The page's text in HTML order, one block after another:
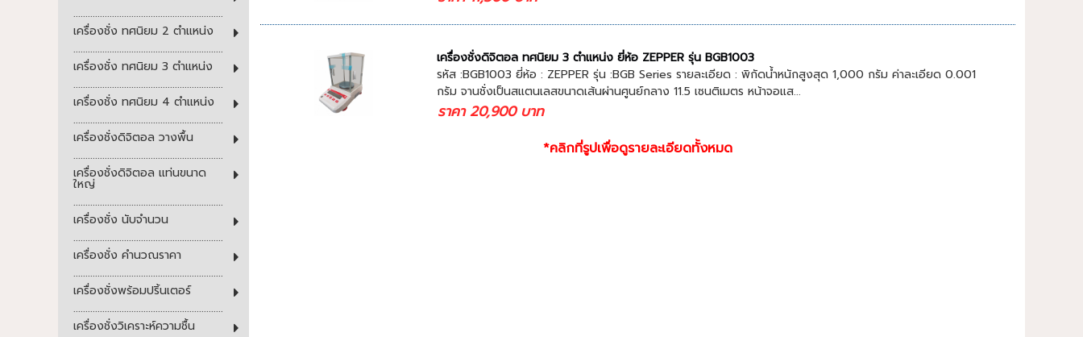
..............................................................
เครื่องชั่ง ทศนิยม 2 ตำแหน่ง
..............................................................
เครื่องชั่ง ทศนิยม 3 ตำแหน่ง
..............................................................
เครื่องชั่ง ทศนิยม 4 ตำแหน่ง
..............................................................
เครื่องชั่งดิจิตอล วางพื้น
..............................................................
เครื่องชั่งดิจิตอล แท่นขนาด
ใหญ่
..............................................................
เครื่องชั่ง นับจำนวน
..............................................................
เครื่องชั่ง คำนวณราคา
..............................................................
เครื่องชั่งพร้อมปริ้นเตอร์
..............................................................
เครื่องชั่งวิเคราะห์ความชื้น
เครื่องชั่งดิจิตอล ทศนิยม 3 ตำแหน่ง ยี่ห้อ ZEPPER รุ่น BGB1003
รหัส :BGB1003 ยี่ห้อ : ZEPPER รุ่น :BGB Series รายละเอียด : พิกัดน้ำหนักสูงสุด 1,000 กรัม ค่าละเอียด 0.001
กรัม จานชั่งเป็นสแตนเลสขนาดเส้นผ่านศูนย์กลาง 11.5 เซนติเมตร หน้าจอแส...
ราคา 20,900 บาท
*คลิกที่รูปเพื่อดูรายละเอียดทั้งหมด